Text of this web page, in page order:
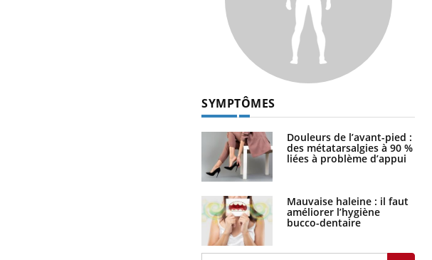
SYMPTÔMES
Douleurs de l’avant-pied :
des métatarsalgies à 90 %
liées à problème d’appui
Mauvaise haleine : il faut
améliorer l’hygiène
bucco-dentaire